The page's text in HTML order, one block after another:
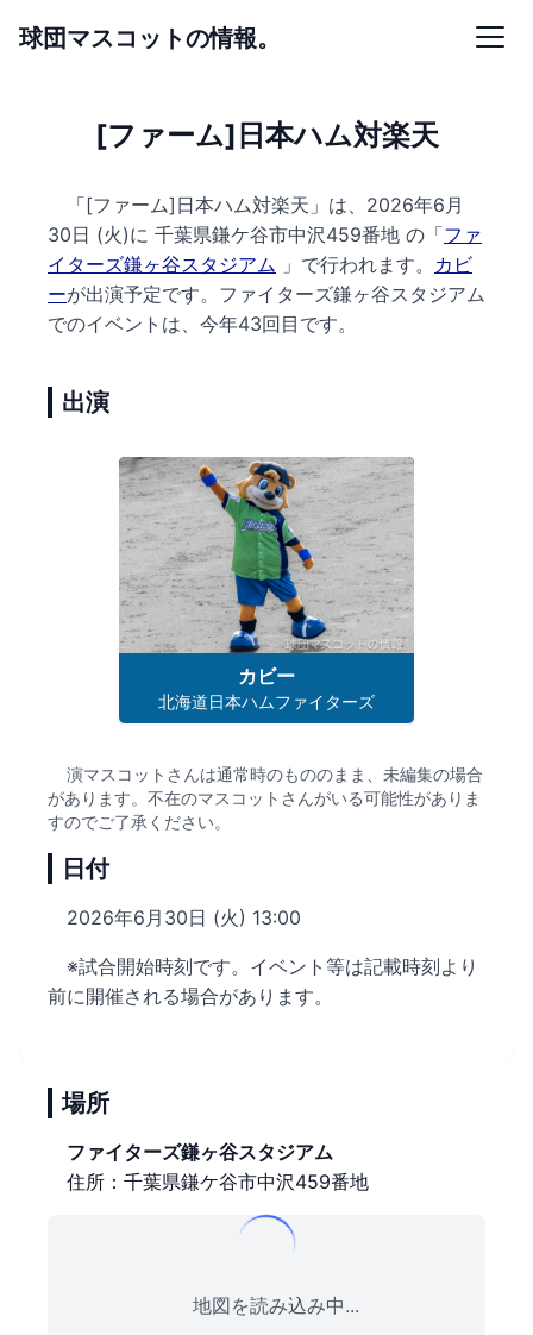
球団マスコットの情報。
[ファーム]日本ハム対楽天
「[ファーム]日本ハム対楽天」は、2026年6月
30日 (火)に 千葉県鎌ケ谷市中沢459番地 の 「ファ
イターズ鎌ヶ谷スタジアム 」で行われます。 カビ
ーが出演予定です。 ファイターズ鎌ヶ谷スタジアム
でのイベントは、今年43回目です。
出演
カビー
北海道日本ハムファイターズ
演マスコットさんは通常時のもののまま、未編集の場合
があります。不在のマスコットさんがいる可能性がありま
すのでご了承ください。
日付
2026年6月30日 (火) 13:00
※試合開始時刻です。イベント等は記載時刻より
前に開催される場合があります。
場所
ファイターズ鎌ヶ谷スタジアム
住所：千葉県鎌ケ谷市中沢459番地
地図を読み込み中...